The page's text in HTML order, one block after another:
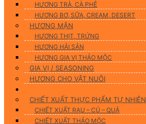
HƯƠNG TRÀ, CÀ PHÊ
HƯƠNG BƠ, SỮA, CREAM, DESERT
HƯƠNG MẶN
HƯƠNG THỊT, TRỨNG
HƯƠNG HẢI SẢN
HƯƠNG GIA VỊ THẢO MỘC
GIA VỊ / SEASONING
HƯƠNG CHO VẬT NUÔI
CHIẾT XUẤT THỰC PHẨM TỰ NHIÊN
CHIẾT XUẤT RAU – CỦ – QUẢ
CHIẾT XUẤT THẢO MỘC